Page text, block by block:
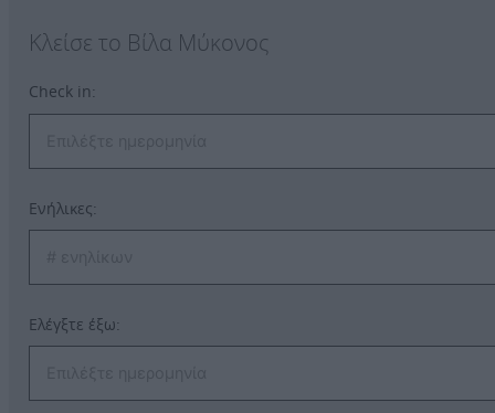
Κλείσε το Βίλα Μύκονος
Check in:
Ενήλικες:
Ελέγξτε έξω: